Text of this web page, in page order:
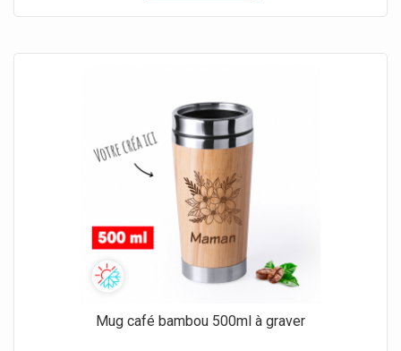
Mug café bambou 500ml à graver